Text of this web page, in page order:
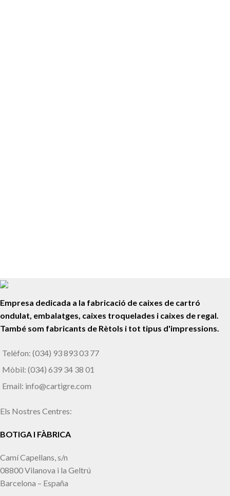
Empresa dedicada a la fabricació de caixes de cartró
ondulat, embalatges, caixes troquelades i caixes de regal.
També som fabricants de Rètols i tot tipus d'impressions.
Telèfon: (034) 93 893 03 77
Mòbil: (034) 639 34 38 01
Email: info@cartigre.com
Els Nostres Centres:
BOTIGA I FÀBRICA
Camí Capellans, s/n
08800 Vilanova i la Geltrú
Barcelona – España